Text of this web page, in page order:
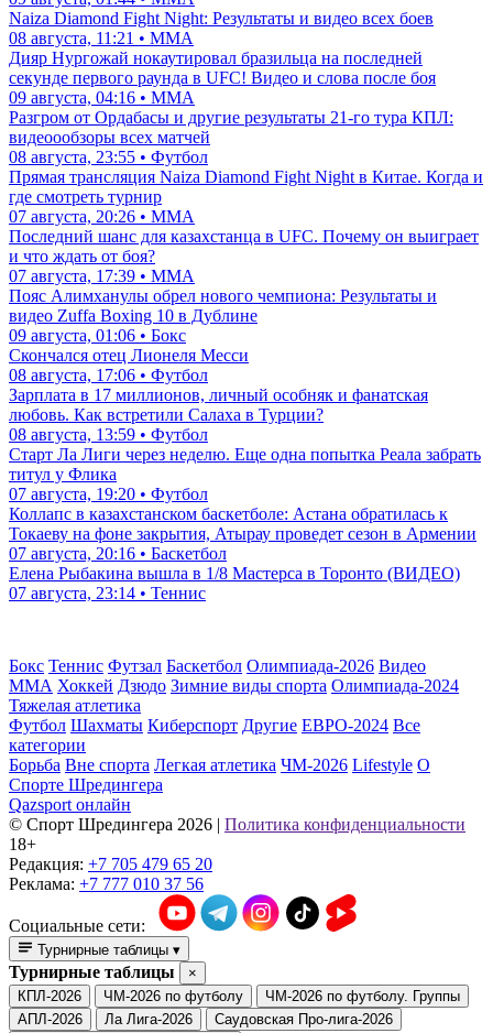
Naiza Diamond Fight Night: Результаты и видео всех боев
08 августа, 11:21 • ММА
Дияр Нургожай нокаутировал бразильца на последней
секунде первого раунда в UFC! Видео и слова после боя
09 августа, 04:16 • ММА
Разгром от Ордабасы и другие результаты 21-го тура КПЛ:
видеоообзоры всех матчей
08 августа, 23:55 • Футбол
Прямая трансляция Naiza Diamond Fight Night в Китае. Когда и
где смотреть турнир
07 августа, 20:26 • ММА
Последний шанс для казахстанца в UFC. Почему он выиграет
и что ждать от боя?
07 августа, 17:39 • ММА
Пояс Алимханулы обрел нового чемпиона: Результаты и
видео Zuffa Boxing 10 в Дублине
09 августа, 01:06 • Бокс
Скончался отец Лионеля Месси
08 августа, 17:06 • Футбол
Зарплата в 17 миллионов, личный особняк и фанатская
любовь. Как встретили Салаха в Турции?
08 августа, 13:59 • Футбол
Старт Ла Лиги через неделю. Еще одна попытка Реала забрать
титул у Флика
07 августа, 19:20 • Футбол
Коллапс в казахстанском баскетболе: Астана обратилась к
Токаеву на фоне закрытия, Атырау проведет сезон в Армении
07 августа, 20:16 • Баскетбол
Елена Рыбакина вышла в 1/8 Мастерса в Торонто (ВИДЕО)
07 августа, 23:14 • Теннис
Бокс Теннис Футзал Баскетбол Олимпиада-2026 Видео
ММА Хоккей Дзюдо Зимние виды спорта Олимпиада-2024
Тяжелая атлетика
Футбол Шахматы Киберспорт Другие ЕВРО-2024 Все
категории
Борьба Вне спорта Легкая атлетика ЧМ-2026 Lifestyle О
Спорте Шредингера
Qazsport онлайн
© Cпорт Шредингера 2026 | Политика конфиденциальности
18+
Редакция: +7 705 479 65 20
Реклама: +7 777 010 37 56
Социальные сети:
Турнирные таблицы ▾
Турнирные таблицы
×
КПЛ-2026
ЧМ-2026 по футболу
ЧМ-2026 по футболу. Группы
АПЛ-2026
Ла Лига-2026
Саудовская Про-лига-2026